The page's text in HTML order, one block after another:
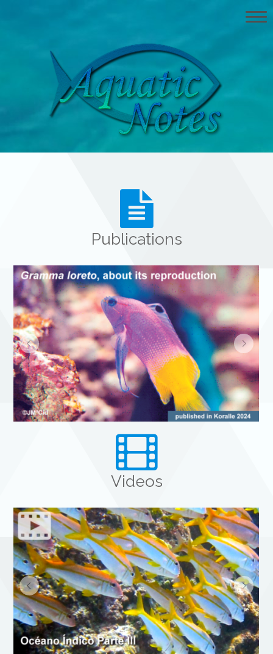
Publications
Books
Videos
Publications
Author
Videos